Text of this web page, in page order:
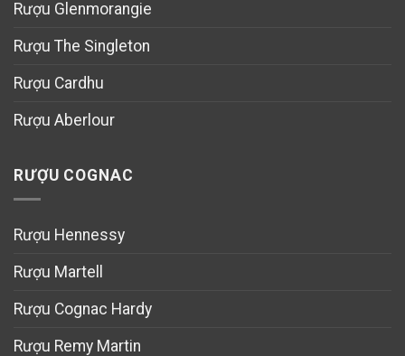
Rượu Glenmorangie
Rượu The Singleton
Rượu Cardhu
Rượu Aberlour
RƯỢU COGNAC
Rượu Hennessy
Rượu Martell
Rượu Cognac Hardy
Rượu Remy Martin